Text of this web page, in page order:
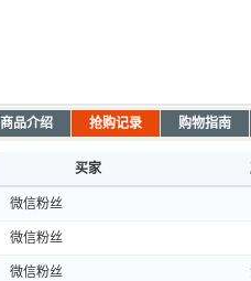
商品介绍 抢购记录 购物指南
买家
微信粉丝
微信粉丝
微信粉丝